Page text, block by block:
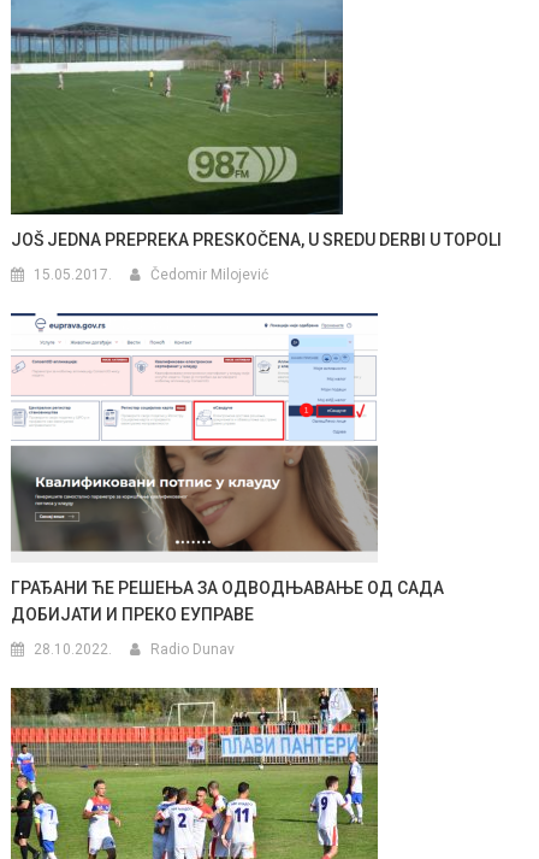
JOŠ JEDNA PREPREKA PRESKOČENA, U SREDU DERBI U TOPOLI
15.05.2017. Čedomir Milojević
ГРАЂАНИ ЋЕ РЕШЕЊА ЗА ОДВОДЊАВАЊЕ ОД САДА
ДОБИЈАТИ И ПРЕКО ЕУПРАВЕ
28.10.2022. Radio Dunav